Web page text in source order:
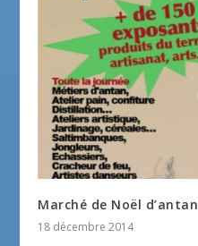
Marché de Noël d’antan
18 décembre 2014